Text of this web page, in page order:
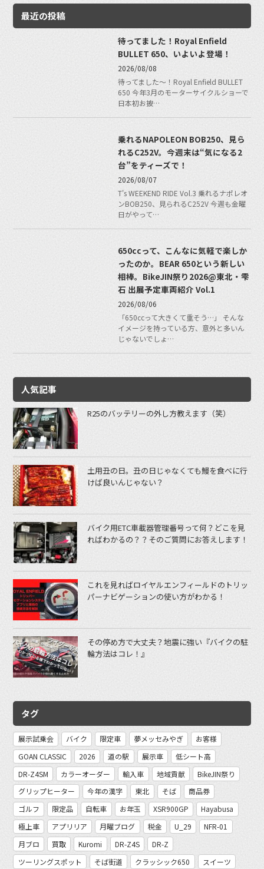
最近の投稿
待ってました！Royal Enfield
BULLET 650、いよいよ登場！
2026/08/08
待ってました〜！Royal Enfield BULLET
650 今年3月のモーターサイクルショーで
日本初お披…
乗れるNAPOLEON BOB250、見ら
れるC252V。今週末は“気になる2
台”をティーズで！
2026/08/07
T's WEEKEND RIDE Vol.3 乗れるナポレオ
ンBOB250、見られるC252V 今週も金曜
日がやって…
650ccって、こんなに気軽で楽しか
ったのか。BEAR 650という新しい
相棒。BikeJIN祭り2026@東北・雫
石 出展予定車両紹介 Vol.1
2026/08/06
「650ccって大きくて重そう…」 そんな
イメージを持っている方、意外と多いん
じゃないでしょ…
人気記事
R25のバッテリーの外し方教えます（笑）
土用丑の日。丑の日じゃなくても鰻を食べに行
けば良いんじゃない？
バイク用ETC車載器管理番号って何？どこを見
ればわかるの？？そのご質問にお答えします！
これを見ればロイヤルエンフィールドのトリッ
パーナビゲーションの使い方がわかる！
その停め方で大丈夫？地震に強い『バイクの駐
輪方法はコレ！』
タグ
展示試乗会 バイク 限定車 夢メッセみやぎ
お客様
GOAN CLASSIC
2026 道の駅 展示車
低シート高
DR-Z4SM
カラーオーダー 輸入車 地域貢献
BikeJIN祭り
グリップヒーター
今年の漢字 東北 そば
商品券
ゴルフ
限定品 自転車 お年玉 XSR900GP
Hayabusa
極上車
アプリリア 月曜ブログ 税金 U_29
NFR-01
月ブロ
買取 Kuromi DR-Z4S
DR-Z
ツーリングスポット
そば街道 クラッシック650
スイーツ